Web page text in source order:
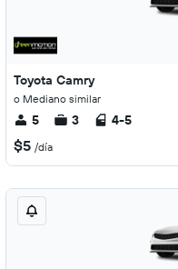
Toyota Camry
o Mediano similar
5 3 4-5
$5 /día